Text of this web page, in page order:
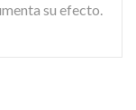
su efecto.